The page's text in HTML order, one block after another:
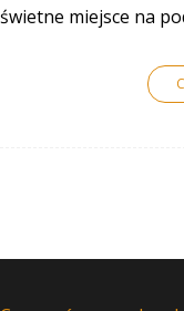
świetne miejsce na